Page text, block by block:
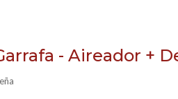
- Aireador +